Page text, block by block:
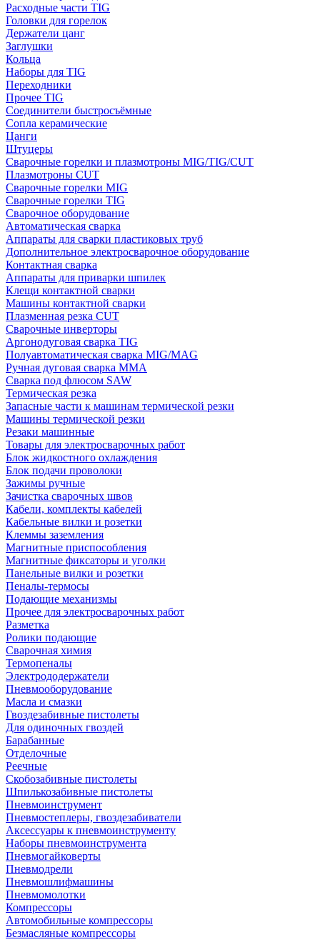
Расходные части TIG
Головки для горелок
Держатели цанг
Заглушки
Кольца
Наборы для TIG
Переходники
Прочее TIG
Соединители быстросъёмные
Сопла керамические
Цанги
Штуцеры
Сварочные горелки и плазмотроны MIG/TIG/CUT
Плазмотроны CUT
Сварочные горелки MIG
Сварочные горелки TIG
Сварочное оборудование
Автоматическая сварка
Аппараты для сварки пластиковых труб
Дополнительное электросварочное оборудование
Контактная сварка
Аппараты для приварки шпилек
Клещи контактной сварки
Машины контактной сварки
Плазменная резка CUT
Сварочные инверторы
Аргонодуговая сварка TIG
Полуавтоматическая сварка MIG/MAG
Ручная дуговая сварка MMA
Сварка под флюсом SAW
Термическая резка
Запасные части к машинам термической резки
Машины термической резки
Резаки машинные
Товары для электросварочных работ
Блок жидкостного охлаждения
Блок подачи проволоки
Зажимы ручные
Зачистка сварочных швов
Кабели, комплекты кабелей
Кабельные вилки и розетки
Клеммы заземления
Магнитные приспособления
Магнитные фиксаторы и уголки
Панельные вилки и розетки
Пеналы-термосы
Подающие механизмы
Прочее для электросварочных работ
Разметка
Ролики подающие
Сварочная химия
Термопеналы
Электрододержатели
Пневмооборудование
Масла и смазки
Гвоздезабивные пистолеты
Для одиночных гвоздей
Барабанные
Отделочные
Реечные
Скобозабивные пистолеты
Шпилькозабивные пистолеты
Пневмоинструмент
Пневмостеплеры, гвоздезабиватели
Аксессуары к пневмоинструменту
Наборы пневмоинструмента
Пневмогайковерты
Пневмодрели
Пневмошлифмашины
Пневмомолотки
Компрессоры
Автомобильные компрессоры
Безмасляные компрессоры